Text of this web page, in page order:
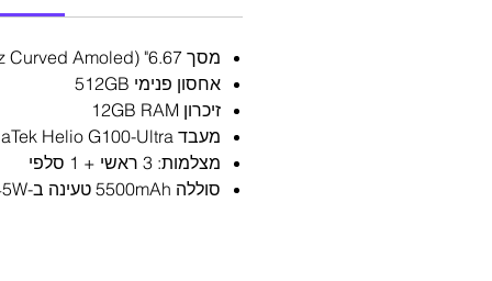
מסך 6.67" (120Hz Curved Amoled)
אחסון פנימי 512GB
זיכרון 12GB RAM
מעבד MediaTek Helio G100-Ultra
מצלמות: 3 ראשי + 1 סלפי
סוללה 5500mAh טעינה ב-45W